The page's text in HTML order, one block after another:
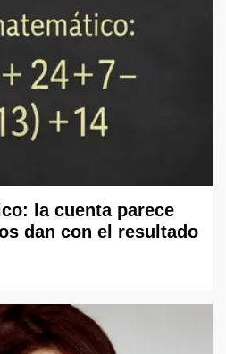
la cuenta parece
dan con el resultado